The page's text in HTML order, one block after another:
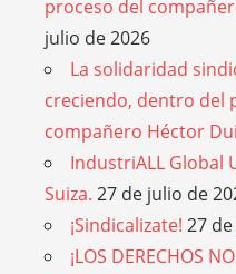
proceso del
julio de 2026
La solidaridad
creciendo, dentro del
compañero Héctor
IndustriALL Global
Suiza. 27 de julio de
¡Sindicalizate! 27
¡LOS DERECHOS